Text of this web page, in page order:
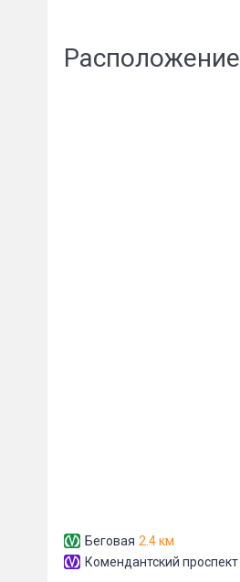
Расположение
Беговая 2.4 км
Комендантский проспект